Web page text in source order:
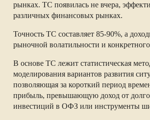
рынках. ТС появилась не вчера,
различных финансовых рынках.
Точность ТС составляет 85-90%, а
рыночной волатильности и
В основе ТС лежит статистическая
моделирования вариантов развития
позволяющая за короткий период
прибыль, превышающую доход от
инвестиций в ОФЗ или инструменты